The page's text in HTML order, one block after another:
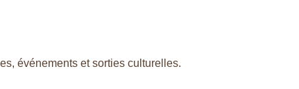
événements et sorties culturelles.